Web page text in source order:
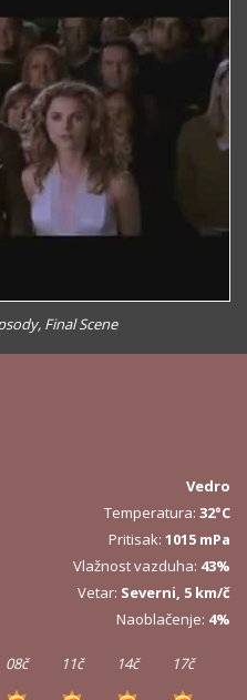
Final Scene
Vedro
Temperatura: 32°C
Pritisak: 1015 mPa
Vlažnost vazduha: 43%
Vetar: Severni, 5 km/č
Naoblačenje: 4%
08č 11č 14č 17č